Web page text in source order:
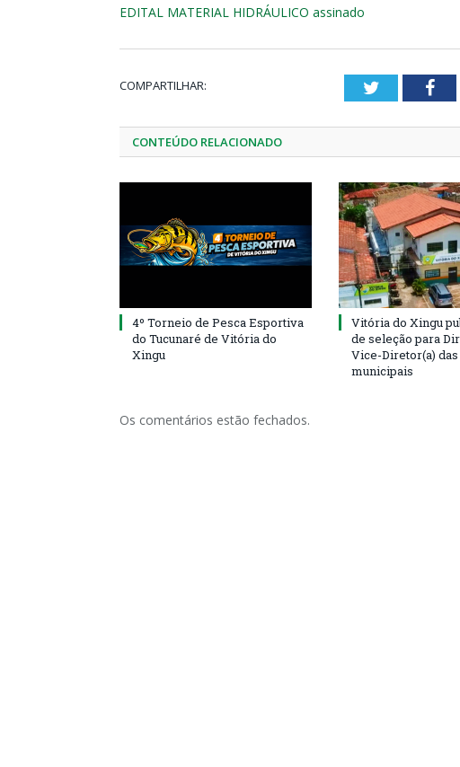
EDITAL MATERIAL HIDRÁULICO assinado
COMPARTILHAR: Twitter
CONTEÚDO RELACIONADO
4º Torneio de Pesca Esportiva
do Tucunaré de Vitória do
Xingu
Vitória do Xingu
de seleção para
Vice-Diretor(a)
municipais
Os comentários estão fechados.